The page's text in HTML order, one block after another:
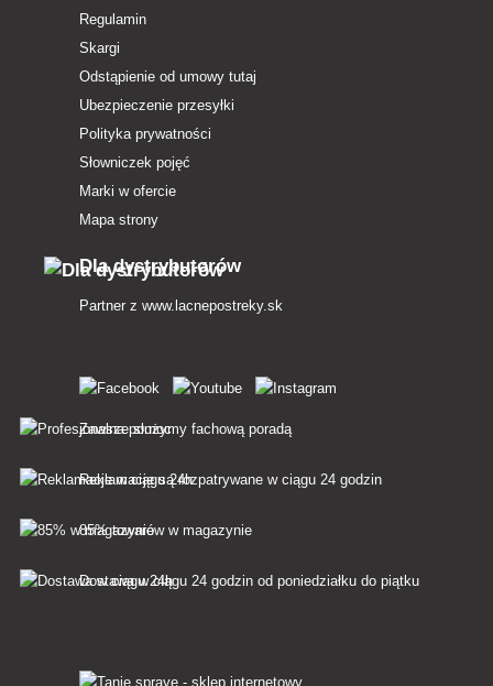
Regulamin
Skargi
Odstąpienie od umowy tutaj
Ubezpieczenie przesyłki
Polityka prywatności
Słowniczek pojęć
Marki w ofercie
Mapa strony
Dla dystrybutorów
Partner z www.lacnepostreky.sk
Zawsze służymy fachową poradą
Reklamacje są rozpatrywane w ciągu 24 godzin
85% towarów w magazynie
Dostawa w ciągu 24 godzin od poniedziałku do piątku